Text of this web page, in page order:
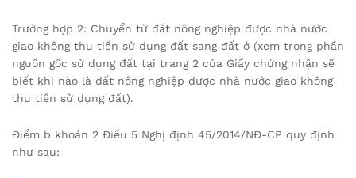
Trường hợp 2: Chuyển từ đất nông nghiệp được nhà nước
giao không thu tiền sử dụng đất sang đất ở (xem trong phần
nguồn gốc sử dụng đất tại trang 2 của Giấy chứng nhận sẽ
biết khi nào là đất nông nghiệp được nhà nước giao không
thu tiền sử dụng đất).
Điểm b khoản 2 Điều 5 Nghị định 45/2014/NĐ-CP quy định
như sau: